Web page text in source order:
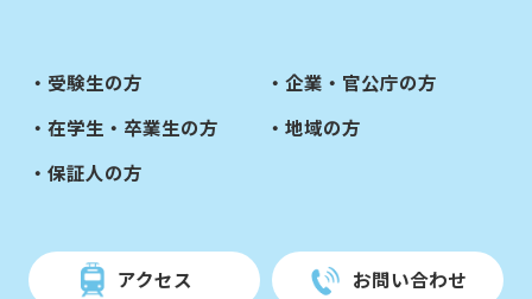
受験生の方
在学生・卒業生の方
保証人の方
企業・官公庁の方
地域の方
アクセス お問い合わせ